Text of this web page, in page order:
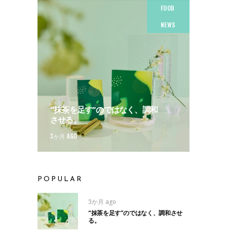
FOOD
NEWS
“抹茶を足す”のではなく、調和
させる。
3か月 AGO
POPULAR
3か月 ago
“抹茶を足す”のではなく、調和させ
る。